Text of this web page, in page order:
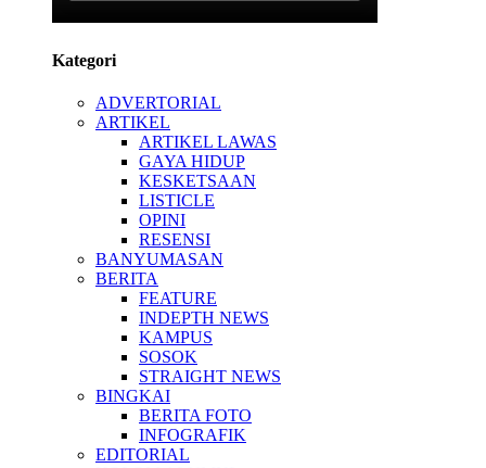
Kategori
ADVERTORIAL
ARTIKEL
ARTIKEL LAWAS
GAYA HIDUP
KESKETSAAN
LISTICLE
OPINI
RESENSI
BANYUMASAN
BERITA
FEATURE
INDEPTH NEWS
KAMPUS
SOSOK
STRAIGHT NEWS
BINGKAI
BERITA FOTO
INFOGRAFIK
EDITORIAL